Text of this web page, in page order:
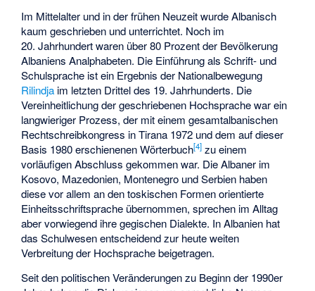
Im Mittelalter und in der frühen Neuzeit wurde Albanisch
kaum geschrieben und unterrichtet. Noch im
20. Jahrhundert waren über 80 Prozent der Bevölkerung
Albaniens Analphabeten. Die Einführung als Schrift- und
Schulsprache ist ein Ergebnis der Nationalbewegung
Rilindja im letzten Drittel des 19. Jahrhunderts. Die
Vereinheitlichung der geschriebenen Hochsprache war ein
langwieriger Prozess, der mit einem gesamtalbanischen
Rechtschreibkongress in Tirana 1972 und dem auf dieser
Basis 1980 erschienenen Wörterbuch[4] zu einem
vorläufigen Abschluss gekommen war. Die Albaner im
Kosovo, Mazedonien, Montenegro und Serbien haben
diese vor allem an den toskischen Formen orientierte
Einheitsschriftsprache übernommen, sprechen im Alltag
aber vorwiegend ihre gegischen Dialekte. In Albanien hat
das Schulwesen entscheidend zur heute weiten
Verbreitung der Hochsprache beigetragen.
Seit den politischen Veränderungen zu Beginn der 1990er